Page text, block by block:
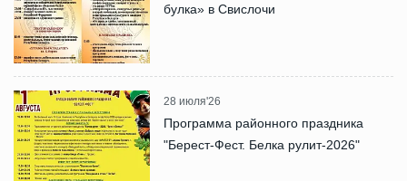
булка» в Свислочи
28 июля'26
Программа районного праздника
"Берест-Фест. Белка рулит-2026"